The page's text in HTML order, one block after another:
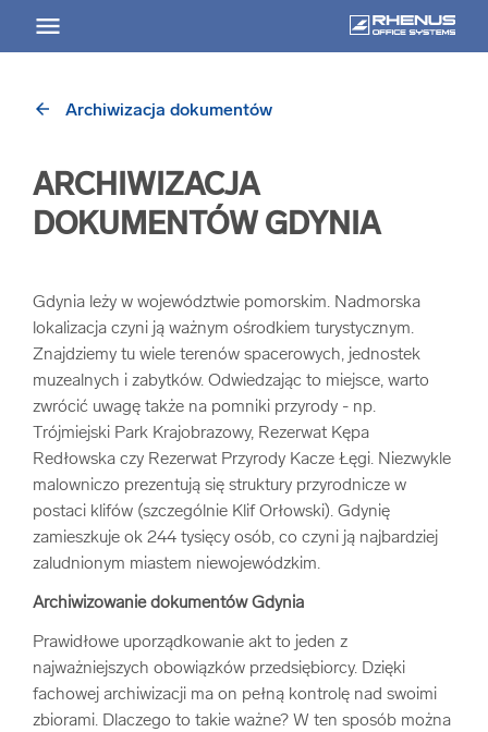
USŁUGI
Niszczenie nośników informacji
Archiwizowanie dokumentów arrow_forward
Przechowywanie dokumentacji arrow_forward
Usługi digitalizacjyjne
Pozostałe usługi arrow_forward
arrow_back Archiwizacja dokumentów
ARCHIWIZACJA
DOKUMENTÓW GDYNIA
Gdynia leży w województwie pomorskim. Nadmorska
lokalizacja czyni ją ważnym ośrodkiem turystycznym.
Znajdziemy tu wiele terenów spacerowych, jednostek
muzealnych i zabytków. Odwiedzając to miejsce, warto
zwrócić uwagę także na pomniki przyrody - np.
Trójmiejski Park Krajobrazowy, Rezerwat Kępa
Redłowska czy Rezerwat Przyrody Kacze Łęgi. Niezwykle
malowniczo prezentują się struktury przyrodnicze w
postaci klifów (szczególnie Klif Orłowski). Gdynię
zamieszkuje ok 244 tysięcy osób, co czyni ją najbardziej
zaludnionym miastem niewojewódzkim.
Archiwizowanie dokumentów Gdynia
Prawidłowe uporządkowanie akt to jeden z
najważniejszych obowiązków przedsiębiorcy. Dzięki
fachowej archiwizacji ma on pełną kontrolę nad swoimi
zbiorami. Dlaczego to takie ważne? W ten sposób można